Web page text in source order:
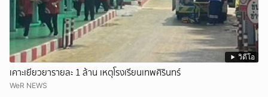
วิดีโอ
เคาะเยียวยารายละ 1 ล้าน เหตุโรงเรียนเทพศิรินทร์
WeR NEWS